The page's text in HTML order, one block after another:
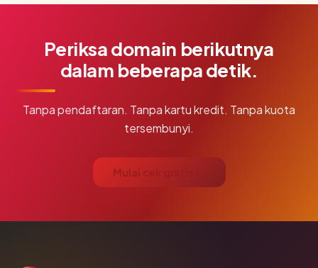
Periksa domain berikutnya
dalam beberapa detik.
Tanpa pendaftaran. Tanpa kartu kredit. Tanpa kuota
tersembunyi.
Mulai cek gratis →